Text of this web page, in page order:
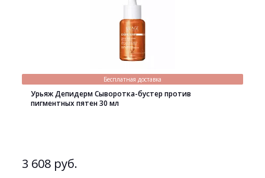
Бесплатная доставка
Урьяж Депидерм Сыворотка-бустер против
пигментных пятен 30 мл
3 608 руб.